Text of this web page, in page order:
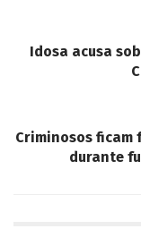
Idosa acusa
Criminosos ficam
durante